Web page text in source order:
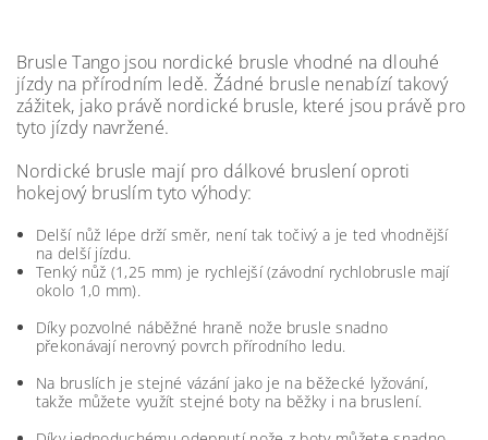
Brusle Tango jsou nordické brusle vhodné na dlouhé
jízdy na přírodním ledě. Žádné brusle nenabízí takový
zážitek, jako právě nordické brusle, které jsou právě pro
tyto jízdy navržené.
Nordické brusle mají pro dálkové bruslení oproti
hokejový bruslím tyto výhody:
Delší nůž lépe drží směr, není tak točivý a je ted vhodnější
na delší jízdu.
Tenký nůž (1,25 mm) je rychlejší (závodní rychlobrusle mají
okolo 1,0 mm).
Díky pozvolné náběžné hraně nože brusle snadno
překonávají nerovný povrch přírodního ledu.
Na bruslích je stejné vázání jako je na běžecké lyžování,
takže můžete využít stejné boty na běžky i na bruslení.